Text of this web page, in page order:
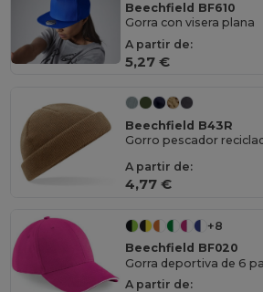
Beechfield BF610
Gorra con visera plana
A partir de:
5,27 €
Beechfield B43R
Gorro pescador
A partir de:
4,77 €
+8
Beechfield BF020
Gorra deportiva de 6
A partir de: